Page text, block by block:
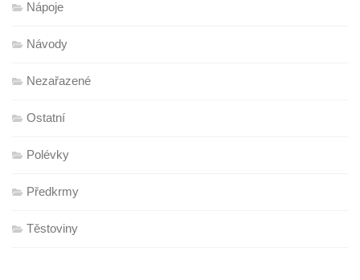
Nápoje
Návody
Nezařazené
Ostatní
Polévky
Předkrmy
Těstoviny